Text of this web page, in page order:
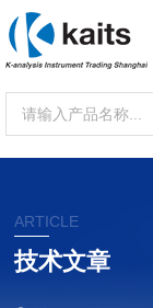
ARTICLE
技术文章